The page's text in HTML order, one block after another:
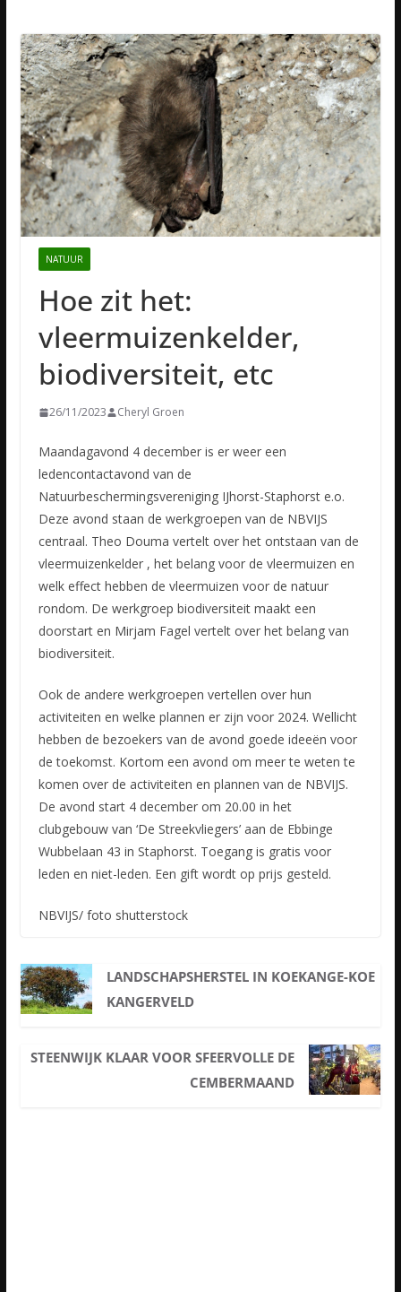
NATUUR
Hoe zit het:
vleermuizenkelder,
biodiversiteit, etc
26/11/2023 Cheryl Groen
Maandagavond 4 december is er weer een
ledencontactavond van de
Natuurbeschermingsvereniging IJhorst-Staphorst e.o.
Deze avond staan de werkgroepen van de NBVIJS
centraal. Theo Douma vertelt over hetontstaan van de
vleermuizenkelder , het belang voor de vleermuizen en
welk effect hebben de vleermuizen voor de natuur
rondom. De werkgroep biodiversiteit maakt een
doorstart en Mirjam Fagel vertelt over het belang van
biodiversiteit.
Ook de andere werkgroepen vertellen over hun
activiteiten en welke plannen er zijn voor 2024. Wellicht
hebben de bezoekers van de avond goede ideeën voor
de toekomst. Kortom een avond om meer te weten te
komen over de activiteiten en plannen van de NBVIJS.
De avond start 4 december om 20.00 in het
clubgebouw van ‘De Streekvliegers’ aan de Ebbinge
Wubbelaan 43 in Staphorst. Toegang is gratis voor
leden en niet-leden. Een gift wordt op prijs gesteld.
NBVIJS/ foto shutterstock
LANDSCHAPSHERSTEL IN KOEKANGE-KOE
KANGERVELD
STEENWIJK KLAAR VOOR SFEERVOLLE DE
CEMBERMAAND